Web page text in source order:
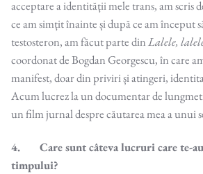
acceptare a identității mele trans, am scris
ce am simțit înainte și după ce am început
testosteron, am făcut parte dinLalele,
coordonat de Bogdan Georgescu, în care
manifest, doar din priviri și atingeri,
Acum lucrez la un documentar de
un film jurnal despre căutarea mea a unui
4. Care sunt câteva lucruri care te-
timpului?